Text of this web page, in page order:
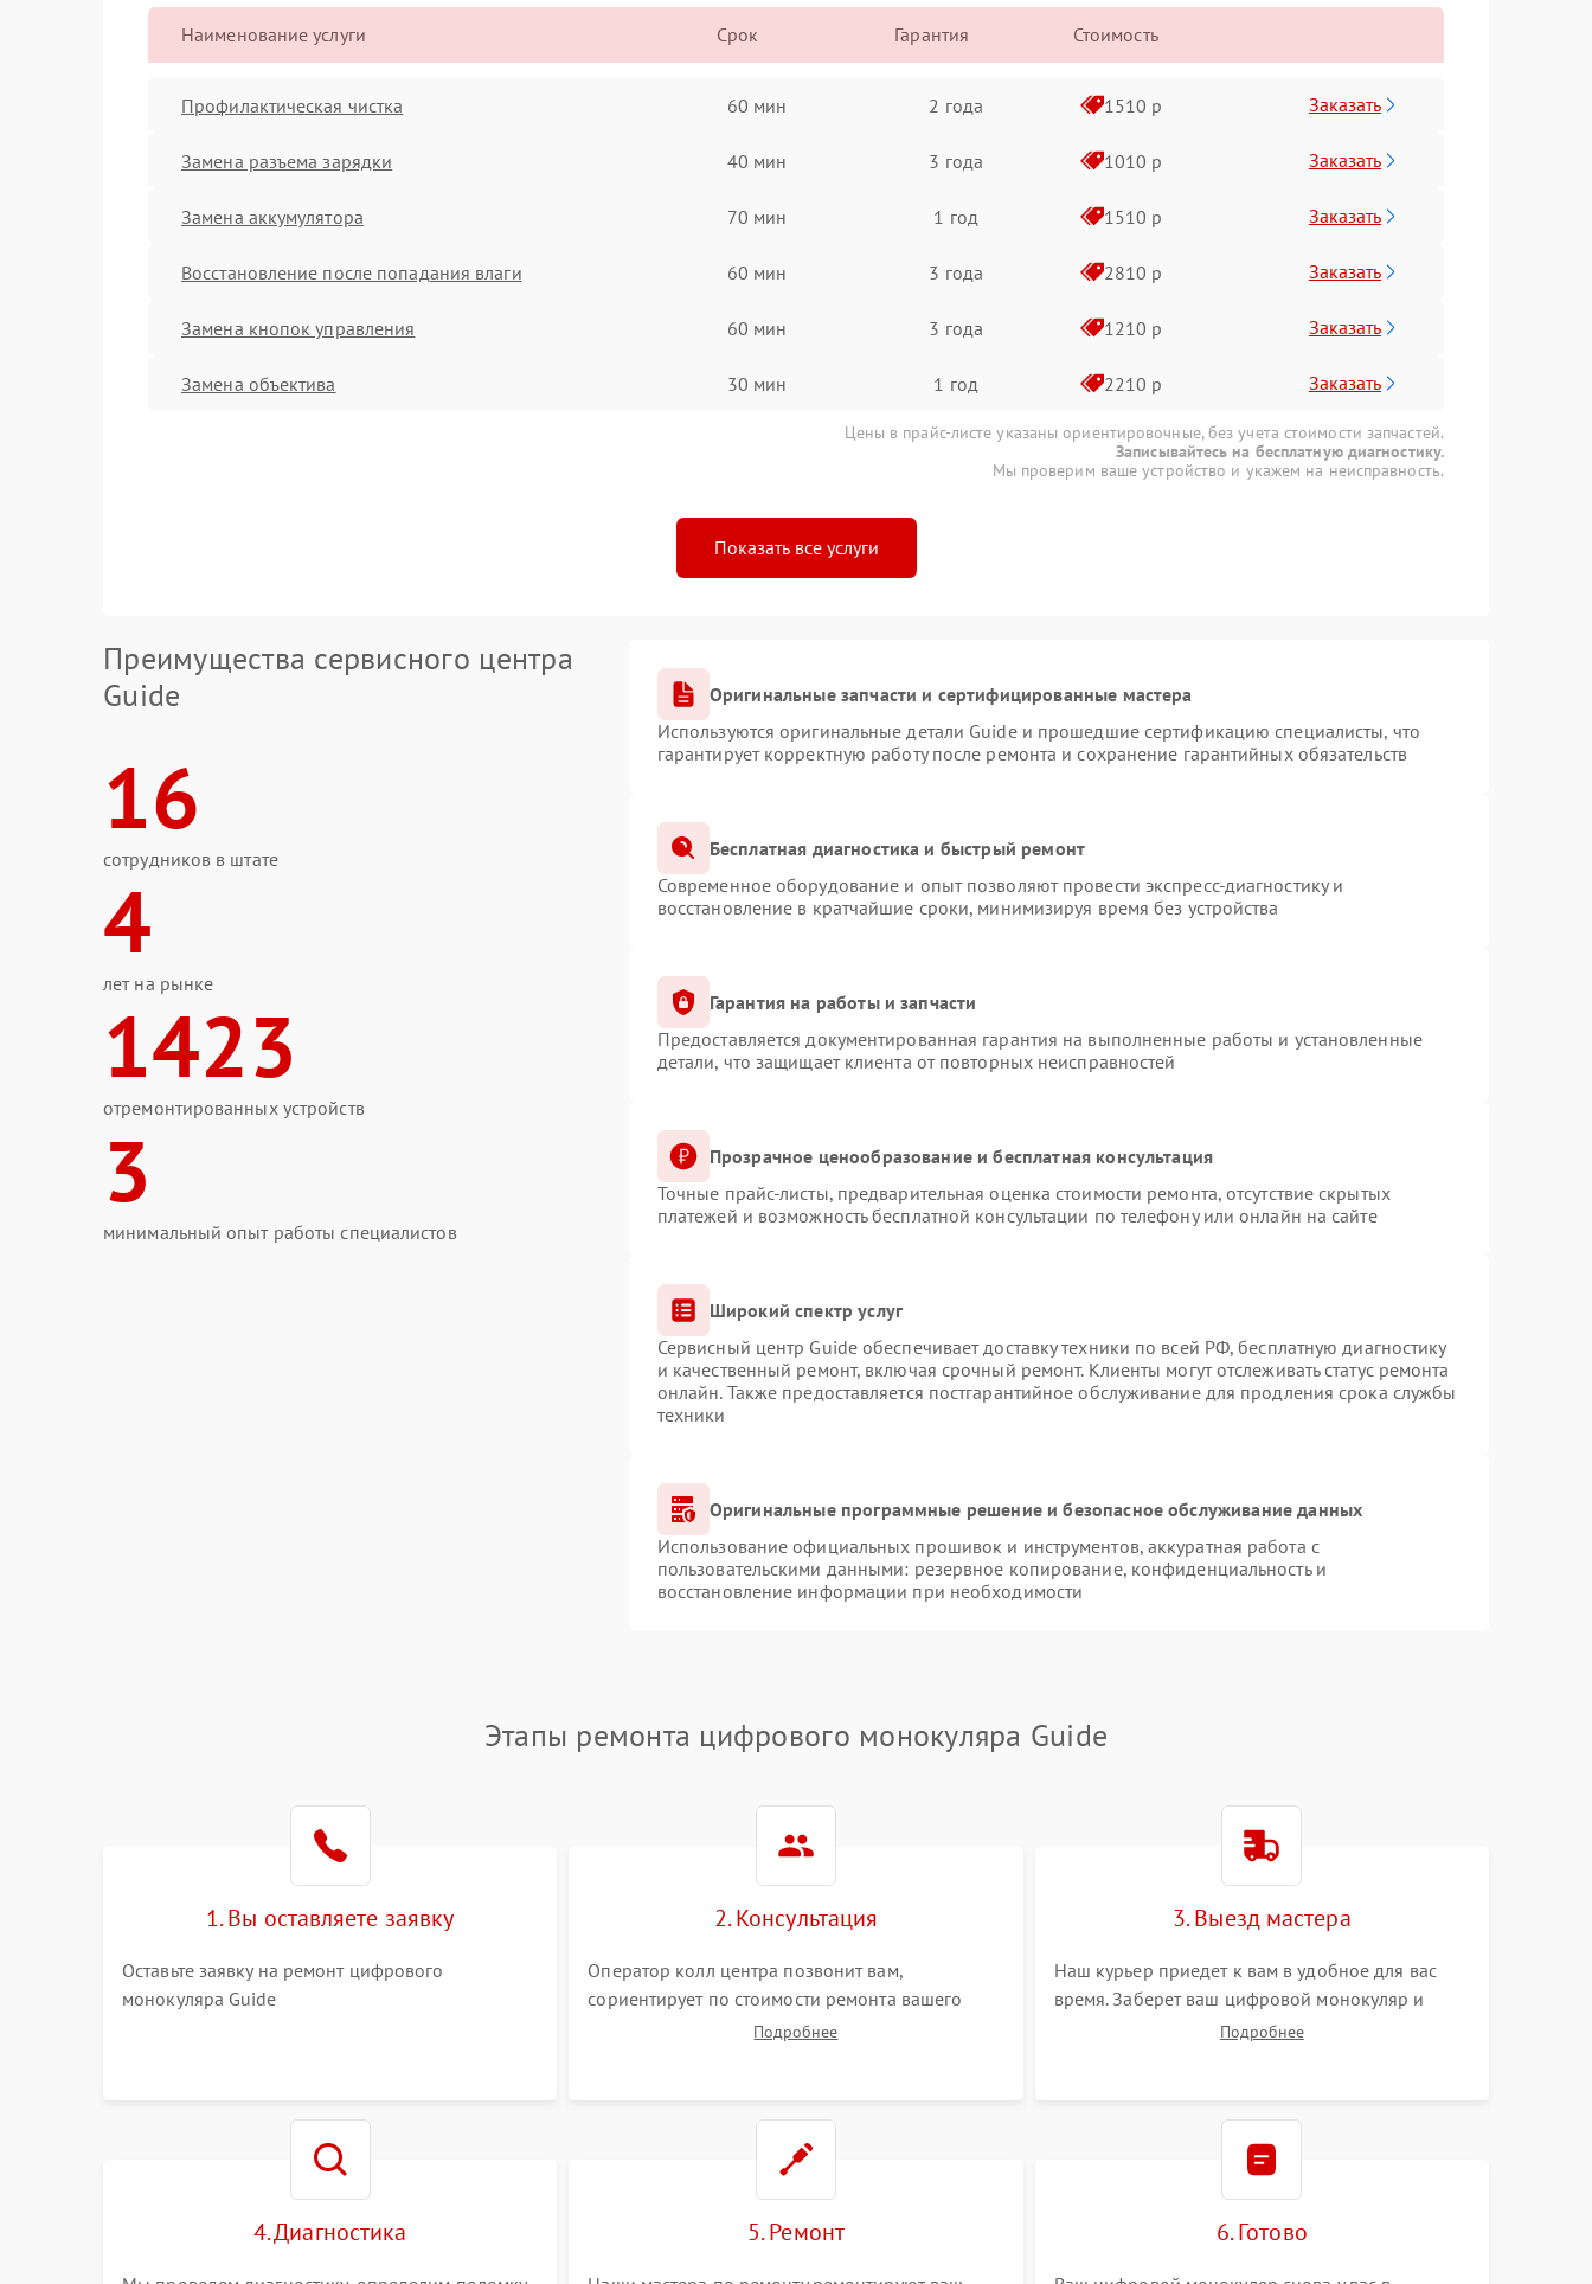
Наименование услуги Срок Гарантия Стоимость
Профилактическая чистка 60 мин 2 года 1510 р Заказать
Замена разъема зарядки 40 мин 3 года 1010 р Заказать
Замена аккумулятора 70 мин 1 год 1510 р Заказать
Восстановление после попадания влаги 60 мин 3 года 2810 р Заказать
Замена кнопок управления 60 мин 3 года 1210 р Заказать
Замена объектива 30 мин 1 год 2210 р Заказать
Цены в прайс-листе указаны ориентировочные, без учета стоимости запчастей.
Записывайтесь на бесплатную диагностику.
Мы проверим ваше устройство и укажем на неисправность.
Показать все услуги
Преимущества сервисного центра
Guide
16
сотрудников в штате
4
лет на рынке
1423
отремонтированных устройств
3
минимальный опыт работы специалистов
Оригинальные запчасти и сертифицированные мастера
Используются оригинальные детали Guide и прошедшие сертификацию специалисты, что
гарантирует корректную работу после ремонта и сохранение гарантийных обязательств
Бесплатная диагностика и быстрый ремонт
Современное оборудование и опыт позволяют провести экспресс-диагностику и
восстановление в кратчайшие сроки, минимизируя время без устройства
Гарантия на работы и запчасти
Предоставляется документированная гарантия на выполненные работы и установленные
детали, что защищает клиента от повторных неисправностей
Прозрачное ценообразование и бесплатная консультация
Точные прайс-листы, предварительная оценка стоимости ремонта, отсутствие скрытых
платежей и возможность бесплатной консультации по телефону или онлайн на сайте
Широкий спектр услуг
Сервисный центр Guide обеспечивает доставку техники по всей РФ, бесплатную диагностику
и качественный ремонт, включая срочный ремонт. Клиенты могут отслеживать статус ремонта
онлайн. Также предоставляется постгарантийное обслуживание для продления срока службы
техники
Оригинальные программные решение и безопасное обслуживание данных
Использование официальных прошивок и инструментов, аккуратная работа с
пользовательскими данными: резервное копирование, конфиденциальность и
восстановление информации при необходимости
Этапы ремонта цифрового монокуляра Guide
1. Вы оставляете заявку
Оставьте заявку на ремонт цифрового
монокуляра Guide
2. Консультация
Оператор колл центра позвонит вам,
сориентирует по стоимости ремонта вашего
цифрового монокуляра а также ответит на все
Подробнее
3. Выезд мастера
Наш курьер приедет к вам в удобное для вас
время. Заберет ваш цифровой монокуляр и
привезет на склад для диагностики.
Подробнее
4. Диагностика 5. Ремонт 6. Готово